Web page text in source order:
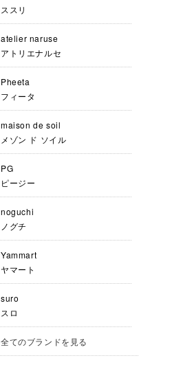
ススリ
atelier naruse
アトリエナルセ
Pheeta
フィータ
maison de soil
メゾン ド ソイル
PG
ピージー
noguchi
ノグチ
Yammart
ヤマート
suro
スロ
全てのブランドを見る